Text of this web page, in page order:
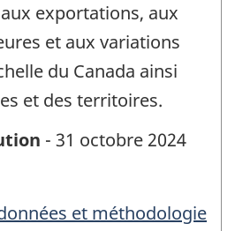
exportations, aux
et aux variations
du Canada ainsi
et des territoires.
- 31 octobre 2024
et méthodologie